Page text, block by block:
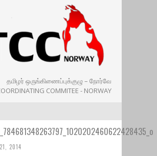
தமிழர் ஒருங்கிணைப்புக்குழு – நோர்வே
COMMITEE - NORWAY
2014